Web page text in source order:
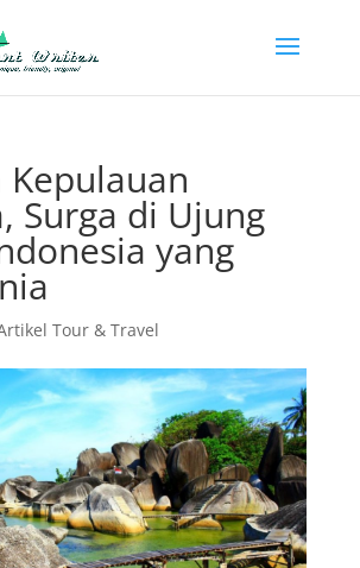
Kepulauan
Surga di Ujung
yang
Tour & Travel